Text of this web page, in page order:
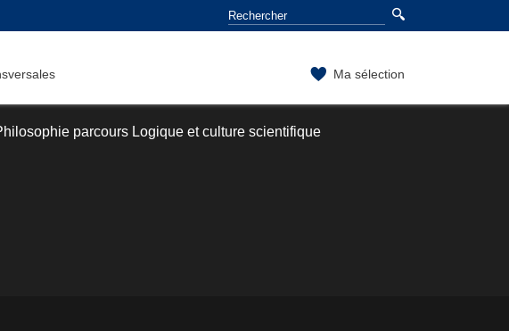
Ma sélection
parcours Logique et culture scientifique